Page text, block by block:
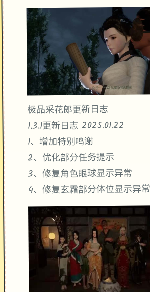
极品采花郎更新日志
1.3.1更新日志 2025.01.22
1、增加特别鸣谢
2、优化部分任务提示
3、修复角色眼球显示异常
4、修复玄霜部分体位显示异常